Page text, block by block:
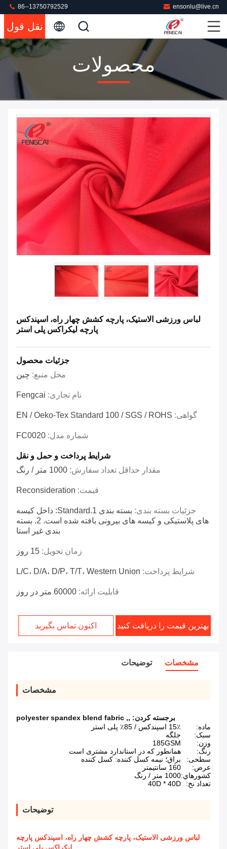
ensonlu@live.cn
86--13750792529
نقل قول
محصولات
لباس ورزشی الاستیک، پارچه کشش چهار راه، اسپندکس
پارچه لیکراکس پلی استر
جزئیات محصول
محل منبع: چين
نام تجاری: Fengcai
گواهی: EN / Oeko-Tex Standard 100 / SGS / ROHS
شماره مدل: FC0020
شرایط پرداخت و حمل و نقل
مقدار حداقل تعداد سفارش: 1000 متر / رنگ
قیمت: Reconsideration
جزئیات بسته بندی:
بسته بندی 1.Standard: داخل کیسه
های پلاستیکی و کیسه های بیرونی بافته شده است. 2. بسته
بندی غیر استا
زمان تحویل: 15 روز
شرایط پرداخت: L/C، D/A، D/P، T/T، Western Union
قابلیت ارائه: 60000 متر در روز
بهترین قیمت را دریافت کنید اکنون تماس بگیرید
مشخصات توضیحات
مشخصات
برجسته کردن: ,
,
polyester spandex blend fabric
ماده:
15٪ اسپندکس / 85٪ پلی استر
سبک:
جلگه
وزن:
185GSM
رنگ:
همانطور که در استاندارد مشتری است
سطحی:
براق؛ نیمه کسل کننده: کسل کننده
عرض:
160 سانتیمتر
کشورهاي:1000 متر / رنگ
تعداد نخ:
40D * 40D
توضیحات
لباس ورزشی الاستیک، پارچه کشش چهار راه، اسپندکس پارچه